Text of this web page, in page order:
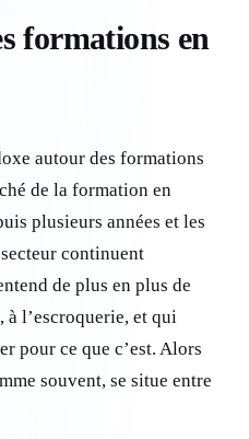
formations en
autour des formations
de la formation en
plusieurs années et les
continuent
de plus en plus de
l’escroquerie, et qui
pour ce que c’est. Alors
souvent, se situe entre